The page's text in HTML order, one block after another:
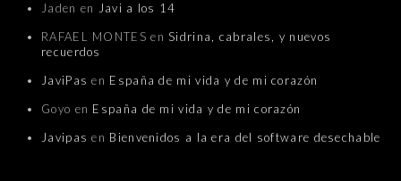
Jaden en Javi a los 14
RAFAEL MONTES enSidrina, cabrales, y nuevos
recuerdos
JaviPas en España de mi vida y de mi corazón
Goyo en España de mi vida y de mi corazón
Javipas en Bienvenidos a la era del software desechable